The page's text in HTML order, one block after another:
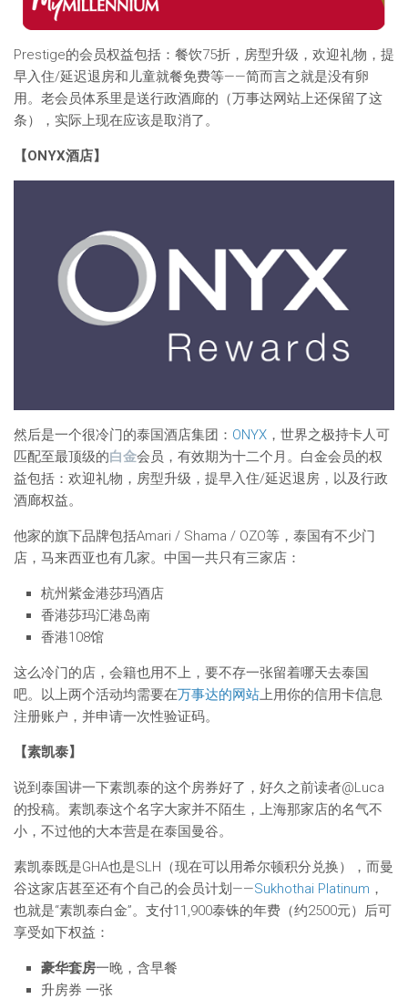
Prestige的会员权益包括：餐饮75折，房型升级，欢迎礼物，提
早入住/延迟退房和儿童就餐免费等——简而言之就是没有卵
用。老会员体系里是送行政酒廊的（万事达网站上还保留了这
条），实际上现在应该是取消了。
【ONYX酒店】
然后是一个很冷门的泰国酒店集团： ONYX ，世界之极持卡人可
匹配至最顶级的白金会员，有效期为十二个月。白金会员的权
益包括：欢迎礼物，房型升级，提早入住/延迟退房，以及行政
酒廊权益。
他家的旗下品牌包括Amari / Shama / OZO等，泰国有不少门
店，马来西亚也有几家。中国一共只有三家店：
杭州紫金港莎玛酒店
香港莎玛汇港岛南
香港108馆
这么冷门的店，会籍也用不上，要不存一张留着哪天去泰国
吧。以上两个活动均需要在万事达的网站上用你的信用卡信息
注册账户，并申请一次性验证码。
【素凯泰】
说到泰国讲一下素凯泰的这个房券好了，好久之前读者@Luca
的投稿。素凯泰这个名字大家并不陌生，上海那家店的名气不
小，不过他的大本营是在泰国曼谷。
素凯泰既是GHA也是SLH（现在可以用希尔顿积分兑换），而曼
谷这家店甚至还有个自己的会员计划——Sukhothai Platinum ，
也就是“素凯泰白金”。支付11,900泰铢的年费（约2500元）后可
享受如下权益：
豪华套房一晚，含早餐
升房券 一张